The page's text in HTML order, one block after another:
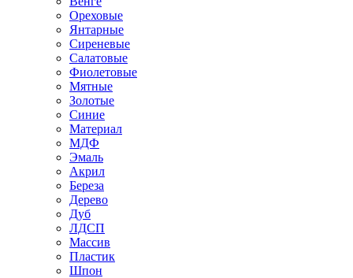
Ореховые
Янтарные
Сиреневые
Салатовые
Фиолетовые
Мятные
Золотые
Синие
Материал
МДФ
Эмаль
Акрил
Береза
Дерево
Дуб
ЛДСП
Массив
Пластик
Шпон